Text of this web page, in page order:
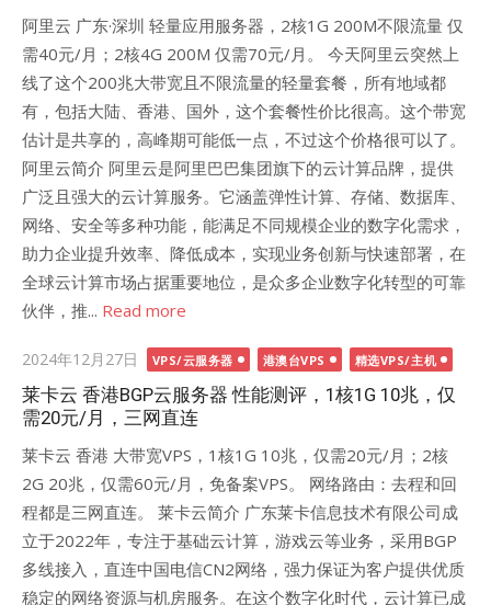
阿里云 广东·深圳 轻量应用服务器，2核1G 200M不限流量 仅
需40元/月；2核4G 200M 仅需70元/月。 今天阿里云突然上
线了这个200兆大带宽且不限流量的轻量套餐，所有地域都
有，包括大陆、香港、国外，这个套餐性价比很高。这个带宽
估计是共享的，高峰期可能低一点，不过这个价格很可以了。
阿里云简介 阿里云是阿里巴巴集团旗下的云计算品牌，提供
广泛且强大的云计算服务。它涵盖弹性计算、存储、数据库、
网络、安全等多种功能，能满足不同规模企业的数字化需求，
助力企业提升效率、降低成本，实现业务创新与快速部署，在
全球云计算市场占据重要地位，是众多企业数字化转型的可靠
伙伴，推... Read more
Posted
on
2024年12月27日 VPS/云服务器 港澳台VPS 精选VPS/主机
莱卡云 香港BGP云服务器 性能测评，1核1G 10兆，仅
需20元/月，三网直连
莱卡云 香港 大带宽VPS，1核1G 10兆，仅需20元/月；2核
2G 20兆，仅需60元/月，免备案VPS。 网络路由：去程和回
程都是三网直连。 莱卡云简介 广东莱卡信息技术有限公司成
立于2022年，专注于基础云计算，游戏云等业务，采用BGP
多线接入，直连中国电信CN2网络，强力保证为客户提供优质
稳定的网络资源与机房服务。在这个数字化时代，云计算已成